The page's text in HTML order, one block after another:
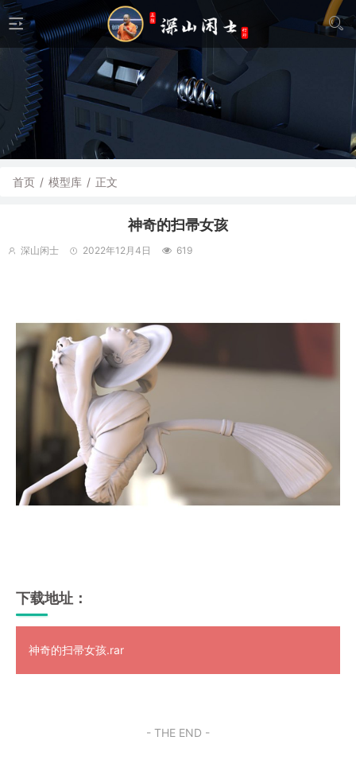
首页 / 模型库 / 正文
神奇的扫帚女孩
深山闲士 2022年12月4日 619
下载地址：
神奇的扫帚女孩.rar
- THE END -